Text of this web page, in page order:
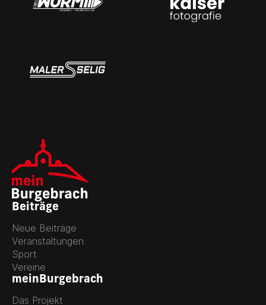
Beiträge
Neue Beiträge
Veranstaltungen
Sport
Vereine
meinBurgebrach
Das Projekt